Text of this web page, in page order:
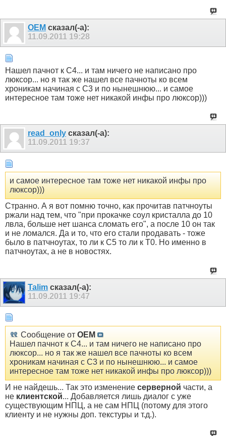
OEM сказал(-а):
11.09.2011 19:28
Нашел пачнот к С4... и там ничего не написано про
люксор... но я так же нашел все пачноты ко всем
хроникам начиная с С3 и по нынешнюю... и самое
интересное там тоже нет никакой инфы про люксор)))
read_only сказал(-а):
11.09.2011 19:37
и самое интересное там тоже нет никакой инфы про
люксор)))
Странно. А я вот помню точно, как прочитав патчноуты
ржали над тем, что "при прокачке соул кристалла до 10
лвла, больше нет шанса сломать его", а после 10 он так
и не ломался. Да и то, что его стали продавать - тоже
было в патчноутах, то ли к C5 то ли к T0. Но именно в
патчноутах, а не в новостях.
Talim сказал(-а):
11.09.2011 19:47
Сообщение от OEM
Нашел пачнот к С4... и там ничего не написано про
люксор... но я так же нашел все пачноты ко всем
хроникам начиная с С3 и по нынешнюю... и самое
интересное там тоже нет никакой инфы про люксор)))
И не найдешь... Так это изменение серверной части, а
не клиентской... Добавляется лишь диалог с уже
существующим НПЦ, а не сам НПЦ (потому для этого
клиенту и не нужны доп. текстуры и т.д.).